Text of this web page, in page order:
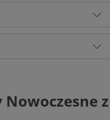
Nowoczesne